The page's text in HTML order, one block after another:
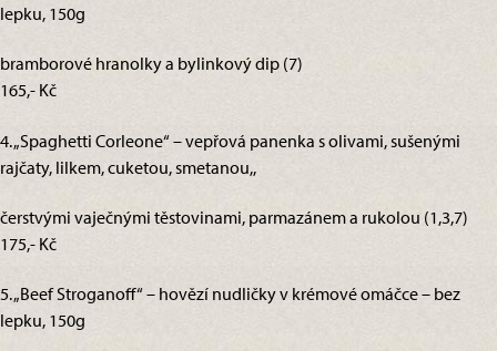
lepku, 150g
bramborové hranolky a bylinkový dip (7)
165,- Kč
4. „Spaghetti Corleone“ – vepřová panenka s olivami, sušenými
rajčaty, lilkem, cuketou, smetanou,,
čerstvými vaječnými těstovinami, parmazánem a rukolou (1,3,7)
175,- Kč
5. „Beef Stroganoff“ – hovězí nudličky v krémové omáčce – bez
lepku, 150g